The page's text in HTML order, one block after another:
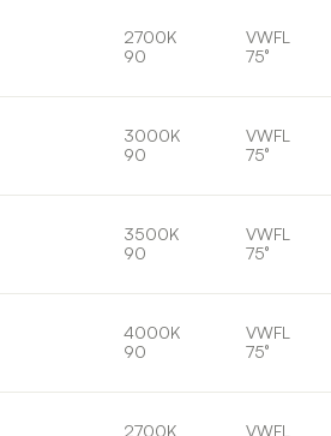
2700K
90
VWFL
75°
3000K
90
VWFL
75°
3500K
90
VWFL
75°
4000K
90
VWFL
75°
2700K
VWFL